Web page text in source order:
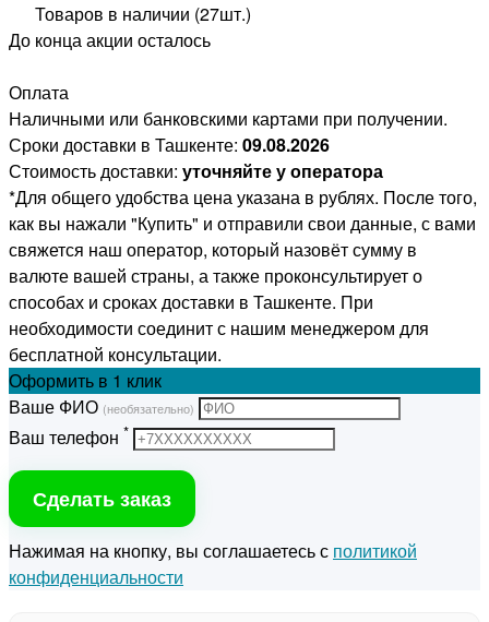
Товаров в наличии (27шт.)
До конца акции осталось
Оплата
Наличными или банковскими картами при получении.
Сроки доставки в Ташкенте: 09.08.2026
Стоимость доставки: уточняйте у оператора
*Для общего удобства цена указана в рублях. После того,
как вы нажали "Купить" и отправили свои данные, с вами
свяжется наш оператор, который назовёт сумму в
валюте вашей страны, а также проконсультирует о
способах и сроках доставки в Ташкенте. При
необходимости соединит с нашим менеджером для
бесплатной консультации.
Оформить в 1 клик
Ваше ФИО (необязательно)
Ваш телефон *
Сделать заказ
Нажимая на кнопку, вы соглашаетесь с политикой
конфиденциальности